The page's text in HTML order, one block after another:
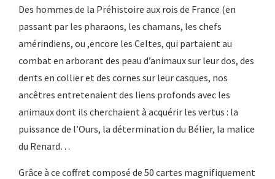
Des hommes de la Préhistoire aux rois de France (en
passant par les pharaons, les chamans, les chefs
amérindiens, ou ,encore les Celtes, qui partaient au
combat en arborant des peau d’animaux sur leur dos, des
dents en collier et des cornes sur leur casques, nos
ancêtres entretenaient des liens profonds avec les
animaux dont ils cherchaient à acquérir les vertus : la
puissance de l’Ours, la détermination du Bélier, la malice
du Renard…
Grâce à ce coffret composé de 50 cartes magnifiquement